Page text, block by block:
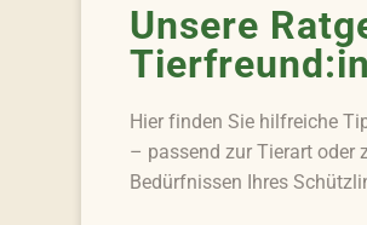
Unsere
Hier finden Sie hilfreiche
– passend zur Tierart oder
Bedürfnissen Ihres